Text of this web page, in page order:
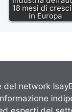
18 mesi di
in Europa
network